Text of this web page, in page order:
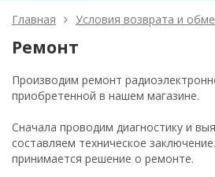
Главная Условия возврата и
Ремонт
Производим ремонт
приобретенной в нашем магазине.
Сначала проводим диагностику и
составляем техническое
принимается решение о ремонте.